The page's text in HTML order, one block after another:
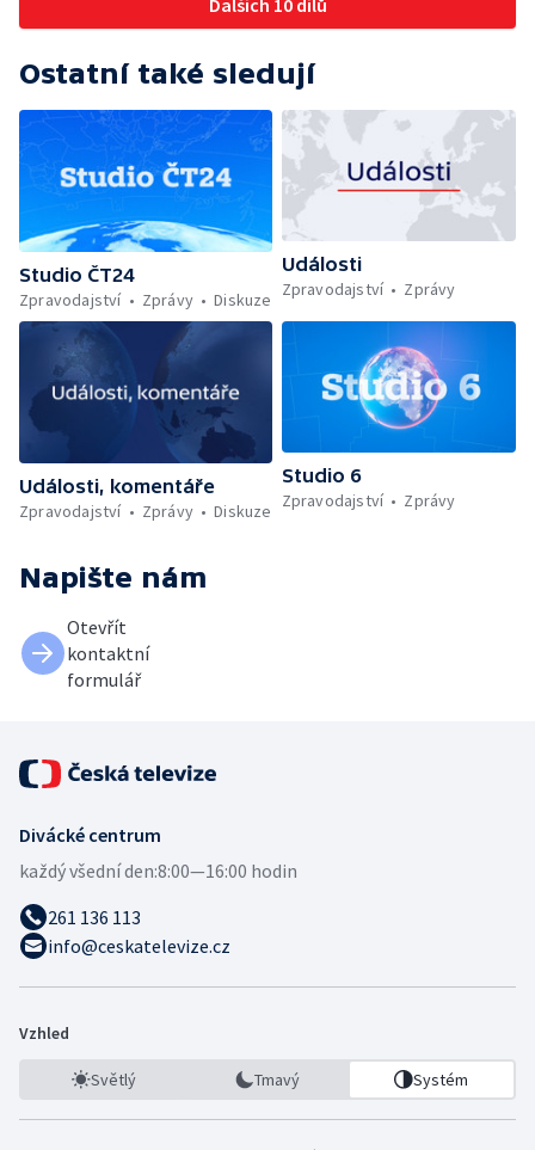
Dalších 10 dílů
Ostatní také sledují
Studio ČT24
Zpravodajství
Zprávy Diskuze
Události
Zpravodajství
Zprávy
Události, komentáře
Zpravodajství
Zprávy Diskuze
Studio 6
Zpravodajství
Zprávy
Napište nám
Otevřít
kontaktní
formulář
Divácké centrum
každý všední den:8:00—16:00 hodin
261 136 113
info@ceskatelevize.cz
Vzhled
Světlý Tmavý Systém